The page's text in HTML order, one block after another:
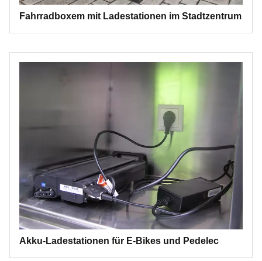
Fahrradboxem mit Ladestationen im Stadtzentrum
Akku-Ladestationen für E-Bikes und Pedelec